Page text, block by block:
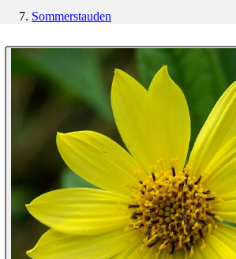
Sommerstauden